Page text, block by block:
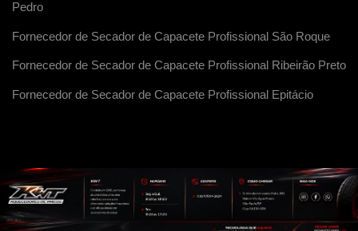
Pedro
Fornecedor de Secador de Capacete Profissional São Roque
Fornecedor de Secador de Capacete Profissional Ribeirão Preto
Fornecedor de Secador de Capacete Profissional Epitácio